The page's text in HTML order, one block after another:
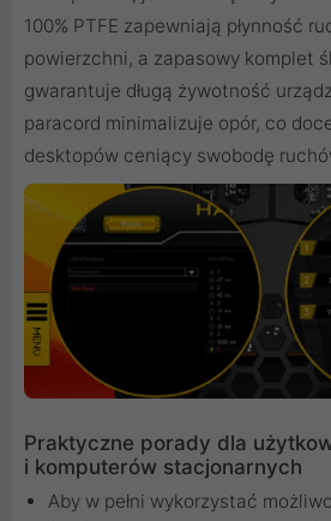
100% PTFE zapewniają płynność
powierzchni, a zapasowy komplet
gwarantuje długą żywotność
paracord minimalizuje opór, co
desktopów ceniący swobodę
Praktyczne porady dla
i komputerów stacjonarnych
Aby w pełni wykorzystać